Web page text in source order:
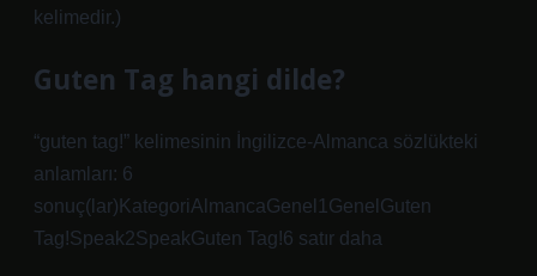
kelimedir.)
Guten Tag hangi dilde?
“guten tag!” kelimesinin İngilizce-Almanca sözlükteki
anlamları: 6
sonuç(lar)KategoriAlmancaGenel1GenelGuten
Tag!Speak2SpeakGuten Tag!6 satır daha